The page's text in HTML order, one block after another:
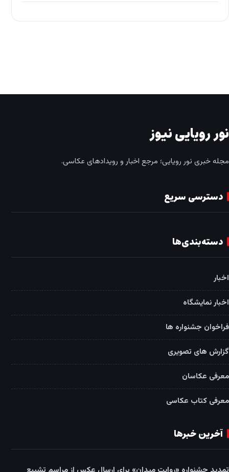
نور رویایی نیوز
مجله خبری نور رویایی؛ مرجع اخبار و رویدادهای عکاسی.
دسترسی سریع
دسته‌بندی‌ها
اخبار
اخبار نمایشگاه
فراخوان جشنواره ها
گزارش های تصویری
معرفی عکاسان
معرفی کتاب عکاسی
آخرین خبرها